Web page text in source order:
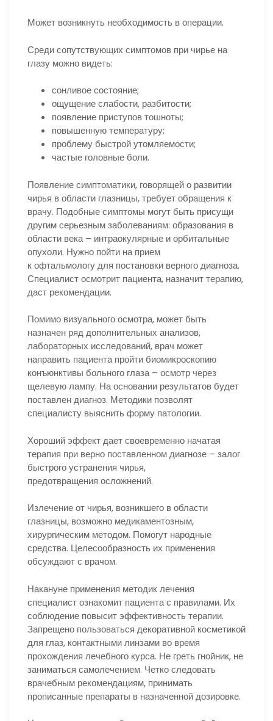
Может возникнуть необходимость в операции.
Среди сопутствующих симптомов при чирье на
глазу можно видеть:
сонливое состояние;
ощущение слабости, разбитости;
появление приступов тошноты;
повышенную температуру;
проблему быстрой утомляемости;
частые головные боли.
Появление симптоматики, говорящей о развитии
чирья в области глазницы, требует обращения к
врачу. Подобные симптомы могут быть присущи
другим серьезным заболеваниям: образования в
области века – интраокулярные и орбитальные
опухоли. Нужно пойти на прием
к офтальмологу для постановки верного диагноза.
Специалист осмотрит пациента, назначит терапию,
даст рекомендации.
Помимо визуального осмотра, может быть
назначен ряд дополнительных анализов,
лабораторных исследований, врач может
направить пациента пройти биомикроскопию
конъюнктивы больного глаза – осмотр через
щелевую лампу. На основании результатов будет
поставлен диагноз. Методики позволят
специалисту выяснить форму патологии.
Хороший эффект дает своевременно начатая
терапия при верно поставленном диагнозе – залог
быстрого устранения чирья,
предотвращения осложнений.
Излечение от чирья, возникшего в области
глазницы, возможно медикаментозным,
хирургическим методом. Помогут народные
средства. Целесообразность их применения
обсуждают с врачом.
Накануне применения методик лечения
специалист ознакомит пациента с правилами. Их
соблюдение повысит эффективность терапии.
Запрещено пользоваться декоративной косметикой
для глаз, контактными линзами во время
прохождения лечебного курса. Не греть гнойник, не
заниматься самолечением. Четко следовать
врачебным рекомендациям, принимать
прописанные препараты в назначенной дозировке.